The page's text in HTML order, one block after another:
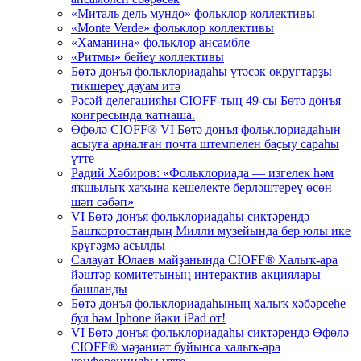
«Миталь дель мундо» фольклор коллективы
«Monte Verde» фольклор коллективы
«Хаманина» фольклор ансамбле
«Ритмы» бейеү коллективы
Бөтә донъя фольклориадаһы үтәсәк округтарҙы
тикшереү дауам итә
Рәсәй делегацияһы CIOFF-тың 49-сы Бөтә донъя
конгресында ҡатнаша.
Өфөлә CIOFF® VI Бөтә донъя фольклориадаһын
асыуға арналған почта штемпелен баҫыу сараһы
үтте
Радий Хәбиров: «Фольклориада — изгелек һәм
яҡшылыҡ хаҡына кешелекте берләштереү өсөн
шәп сәбәп»
VI Бөтә донъя фольклориадаһы сиктәрендә
Башҡортостандың Милли музейында бер юлы ике
крүгәҙмә асылды
Салауат Юлаев майҙанында CIOFF® Халыҡ-ара
йәштәр комитетының интерактив акциялары
башланды
Бөтә донъя фольклориадаһының халыҡ хәбәрсеһе
бул һәм Iphone йәки iPad от!
VI Бөтә донъя фольклориадаһы сиктәрендә Өфөлә
CIOFF® мәҙәниәт буйынса халыҡ-ара